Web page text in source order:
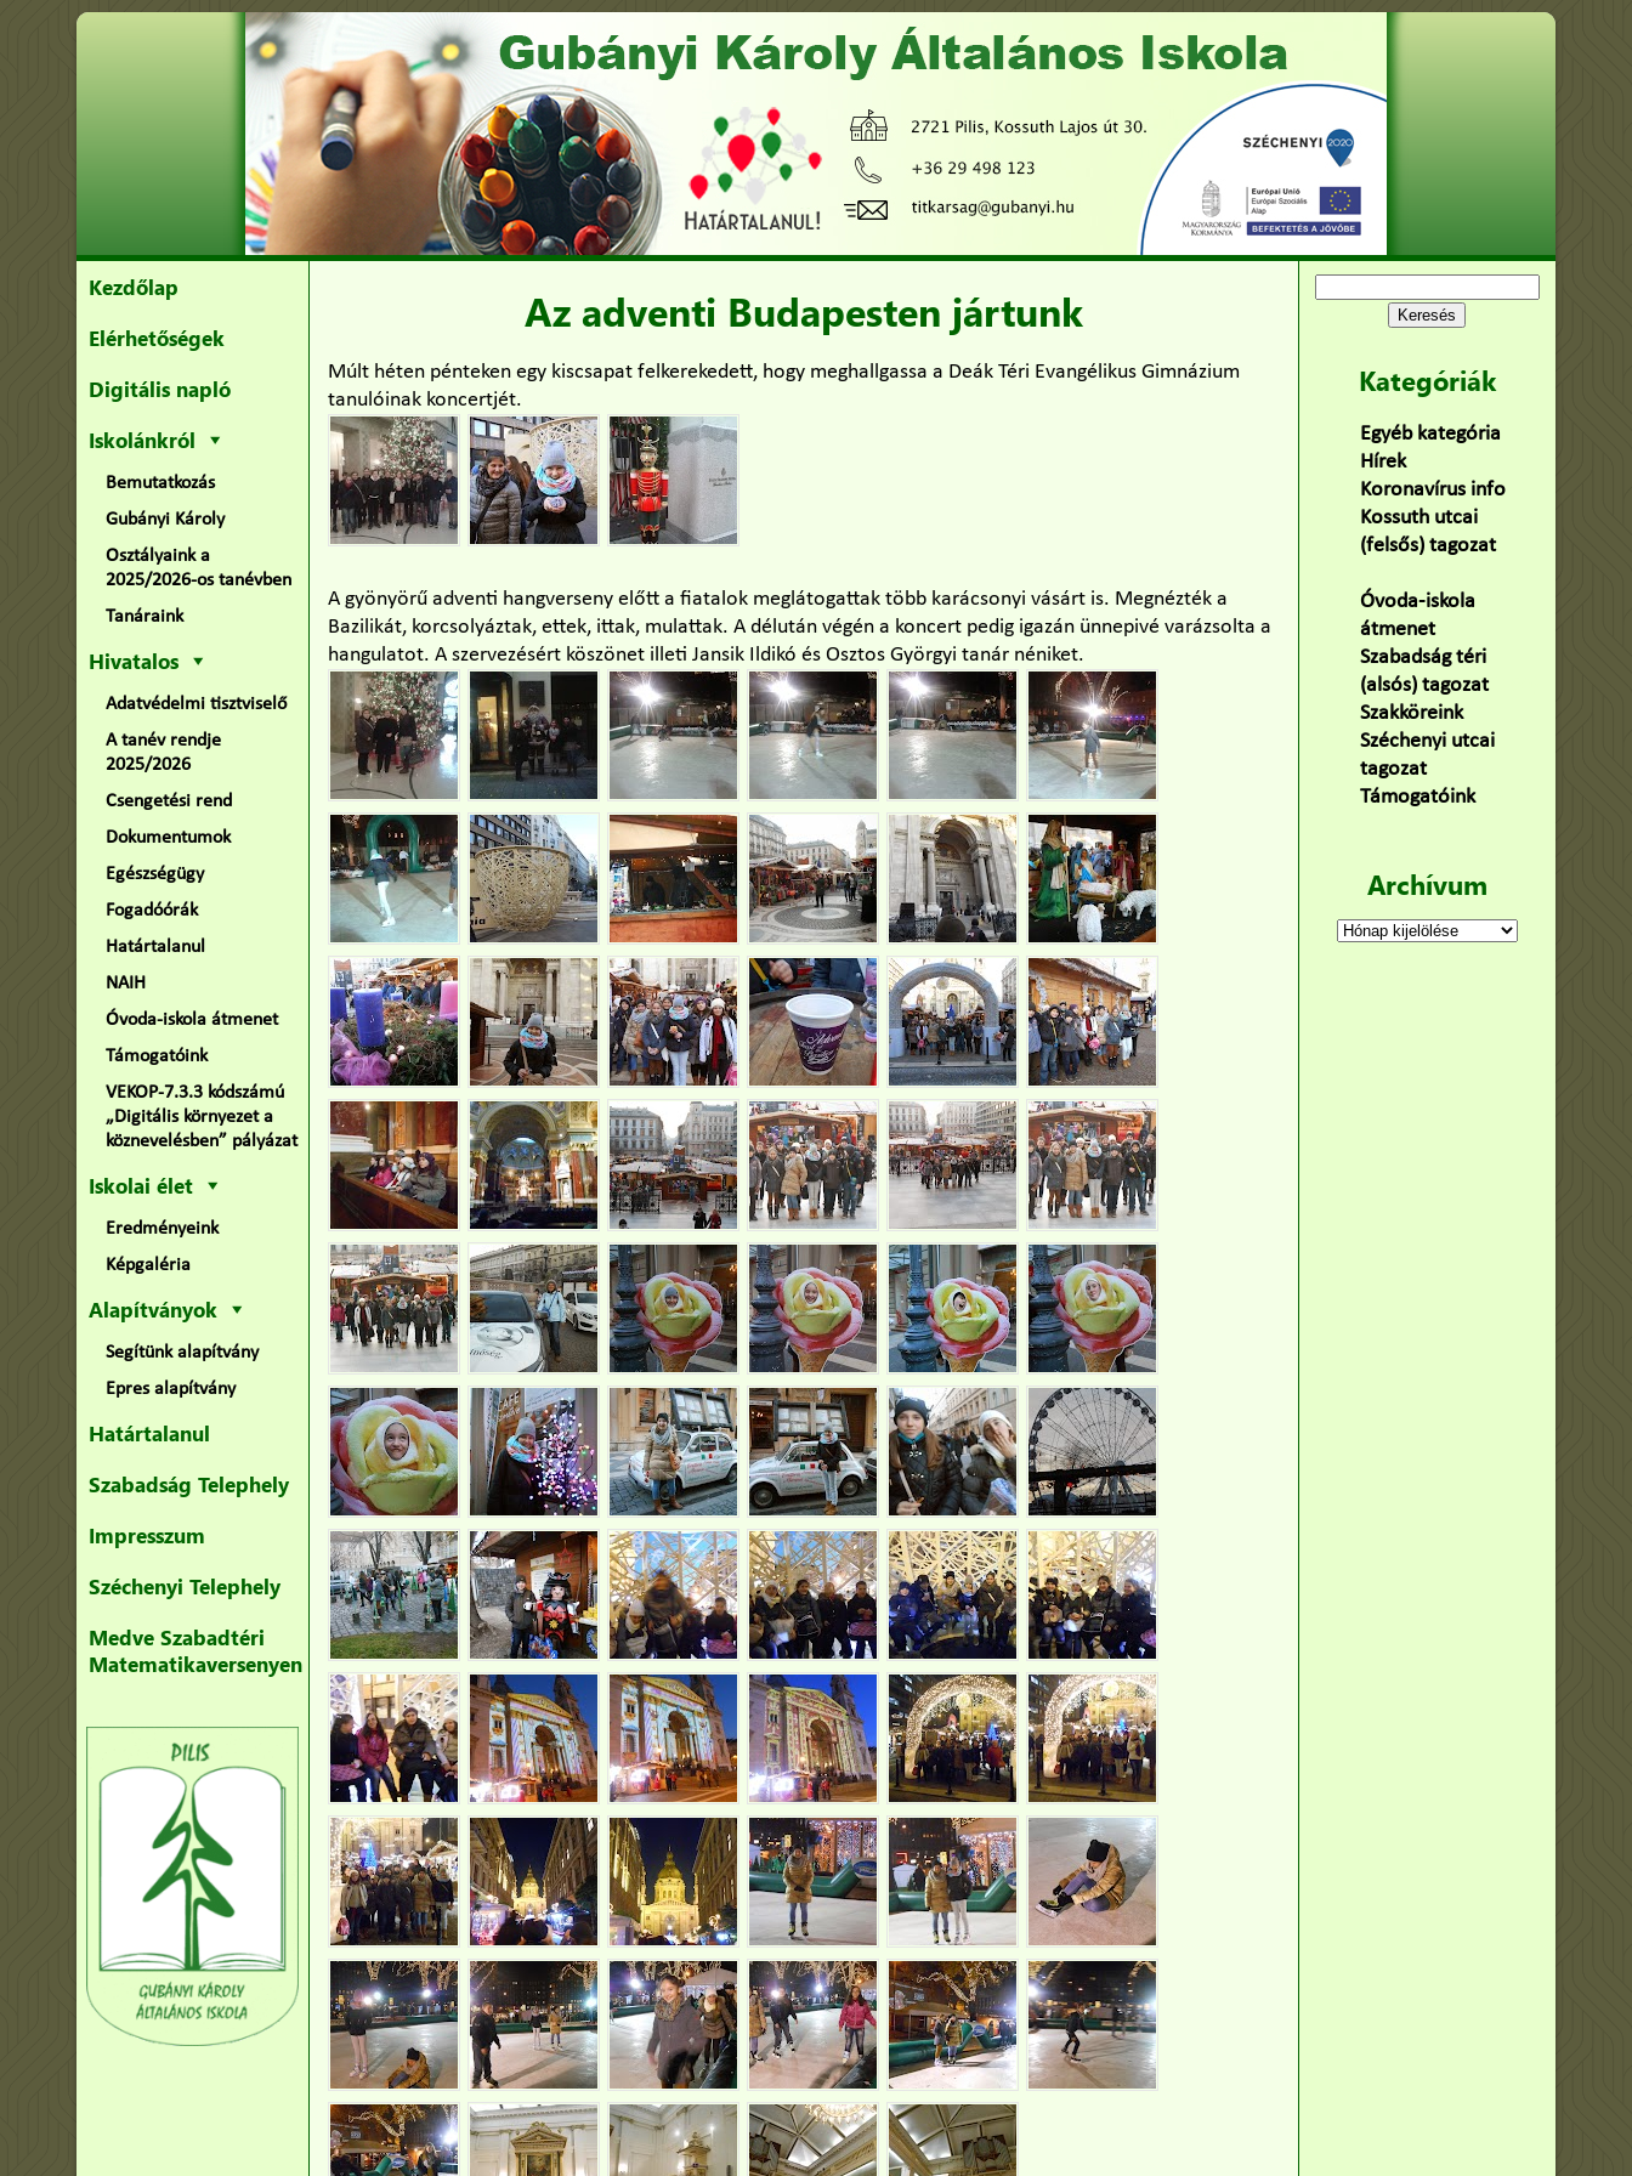
Kezdőlap
Elérhetőségek
Digitális napló
Iskolánkról
Bemutatkozás
Gubányi Károly
Osztályaink a
2025/2026-os tanévben
Tanáraink
Hivatalos
Adatvédelmi tisztviselő
A tanév rendje
2025/2026
Csengetési rend
Dokumentumok
Egészségügy
Fogadóórák
Határtalanul
NAIH
Óvoda-iskola átmenet
Támogatóink
VEKOP-7.3.3 kódszámú
„Digitális környezet a
köznevelésben” pályázat
Iskolai élet
Eredményeink
Képgaléria
Alapítványok
Segítünk alapítvány
Epres alapítvány
Határtalanul
Szabadság Telephely
Impresszum
Széchenyi Telephely
Medve Szabadtéri
Matematikaversenyen
Az adventi Budapesten jártunk
Múlt héten pénteken egy kiscsapat felkerekedett, hogy meghallgassa a Deák Téri Evangélikus Gimnázium
tanulóinak koncertjét.
A gyönyörű adventi hangverseny előtt a fiatalok meglátogattak több karácsonyi vásárt is. Megnézték a
Bazilikát, korcsolyáztak, ettek, ittak, mulattak. A délután végén a koncert pedig igazán ünnepivé varázsolta a
hangulatot. A szervezésért köszönet illeti Jansik Ildikó és Osztos Györgyi tanár néniket.
Kategóriák
Egyéb kategória
Hírek(478)
Koronavírus info(2)
Kossuth utcai
(felsős) tagozat
Óvoda-iskola
átmenet(22)
Szabadság téri
(alsós) tagozat(160)
Szakköreink(3)
Széchenyi utcai
tagozat(141)
Támogatóink(9)
Archívum
Archívum